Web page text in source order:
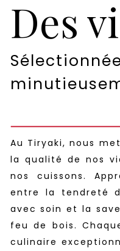
Des
Au Tiryaki, nous
la qualité de nos
nos cuissons.
entre la tendreté
avec soin et la
feu de bois.
culinaire